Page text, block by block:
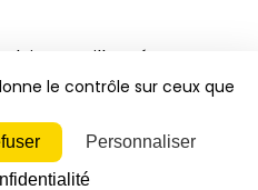
Veuillez réessayer.
le contrôle sur ceux que
Personnaliser